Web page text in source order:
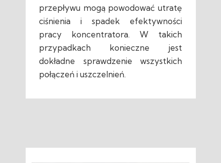
przepływu mogą powodować utratę
ciśnienia i spadek efektywności
pracy koncentratora. W takich
przypadkach konieczne jest
dokładne sprawdzenie wszystkich
połączeń i uszczelnień.